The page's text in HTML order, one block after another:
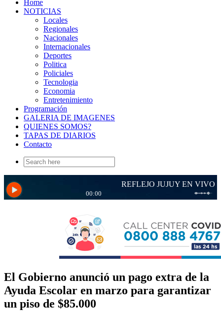
Home
NOTICIAS
Locales
Regionales
Nacionales
Internacionales
Deportes
Politica
Policiales
Tecnologia
Economia
Entretenimiento
Programación
GALERIA DE IMAGENES
QUIENES SOMOS?
TAPAS DE DIARIOS
Contacto
Search
for:
El Gobierno anunció un pago extra de la
Ayuda Escolar en marzo para garantizar
un piso de $85.000